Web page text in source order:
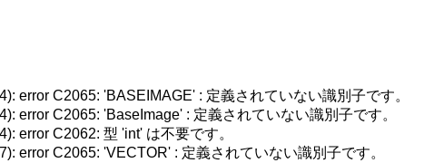
error C2065: 'BASEIMAGE' : 定義されていない識別子です。
error C2065: 'BaseImage' : 定義されていない識別子です。
error C2062: 型 'int' は不要です。
error C2065: 'VECTOR' : 定義されていない識別子です。